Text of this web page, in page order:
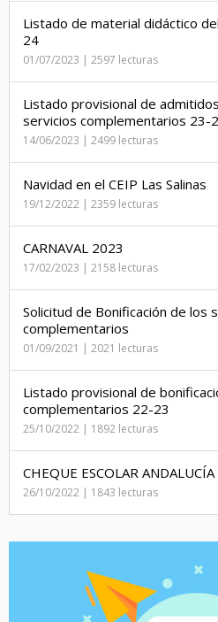
Listado de material didáctico
24
01/07/2023 | 2597 lecturas
Listado provisional de
servicios complementarios 23-
14/06/2023 | 2499 lecturas
Navidad en el CEIP Las Salinas
19/12/2022 | 2359 lecturas
CARNAVAL 2023
17/02/2023 | 2158 lecturas
Solicitud de Bonificación de los
complementarios
01/09/2021 | 2021 lecturas
Listado provisional de
complementarios 22-23
25/10/2022 | 1892 lecturas
CHEQUE ESCOLAR
26/10/2022 | 1843 lecturas